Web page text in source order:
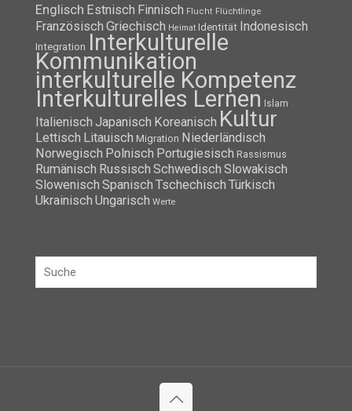
Englisch Estnisch Finnisch Flucht Flüchtlinge
Französisch Griechisch Heimat Identität Indonesisch
Integration Interkulturelle
Kommunikation
interkulturelle Kompetenz
Interkulturelles Lernen Islam
Italienisch Japanisch Koreanisch Kultur
Lettisch Litauisch Migration Niederländisch
Norwegisch Polnisch Portugiesisch Rassismus
Rumänisch Russisch Schwedisch Slowakisch
Slowenisch Spanisch Tschechisch Türkisch
Ukrainisch Ungarisch Werte